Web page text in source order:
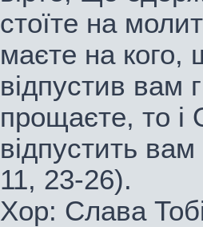
стоїте на
маєте на
відпустив вам
прощаєте, то
відпустить
11, 23-26).
Хор: Слава